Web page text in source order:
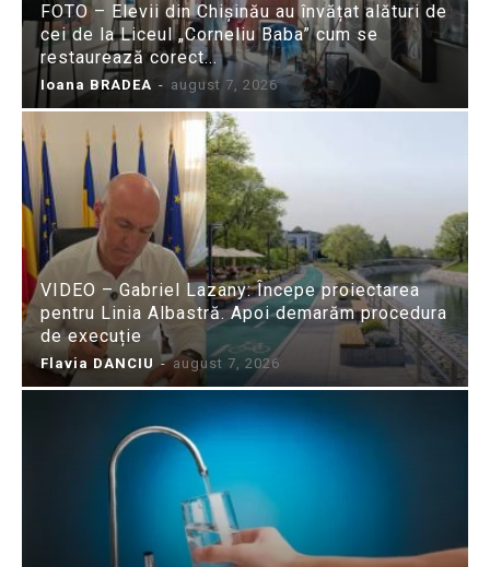
FOTO – Elevii din Chișinău au învățat alături de
cei de la Liceul „Corneliu Baba” cum se
restaurează corect...
Ioana BRADEA - august 7, 2026
VIDEO – Gabriel Lazany: Începe proiectarea
pentru Linia Albastră. Apoi demarăm procedura
de execuție
Flavia DANCIU - august 7, 2026